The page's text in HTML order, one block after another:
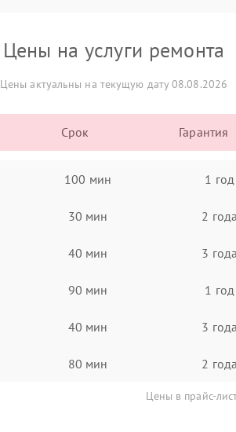
Цены на услуги ремонта
Цены актуальны на текущую дату 08.08.2026
Срок Гарантия
100 мин 1 год
30 мин 2 года
40 мин 3 года
90 мин 1 год
40 мин 3 года
80 мин 2 года
Цены в прайс-